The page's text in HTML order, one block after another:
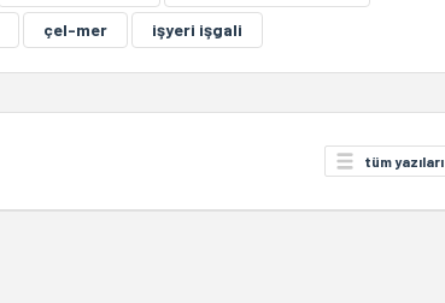
çel-mer işyeri işgali
tüm yazıları